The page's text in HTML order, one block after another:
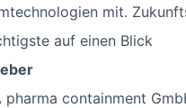
mit.
auf einen Blick
pharma containment